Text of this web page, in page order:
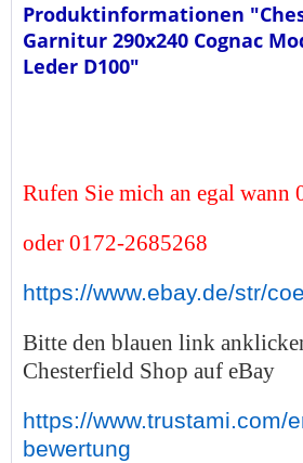
Produktinformationen
Garnitur 290x240 Cognac
Leder D100"
Rufen Sie mich an egal wann
oder 0172-2685268
https://www.ebay.de/str/
Bitte den blauen link
Chesterfield Shop auf eBay
https://www.trustami.com/
bewertung